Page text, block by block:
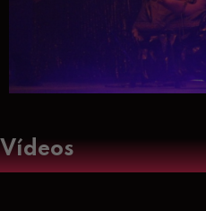
Vídeos